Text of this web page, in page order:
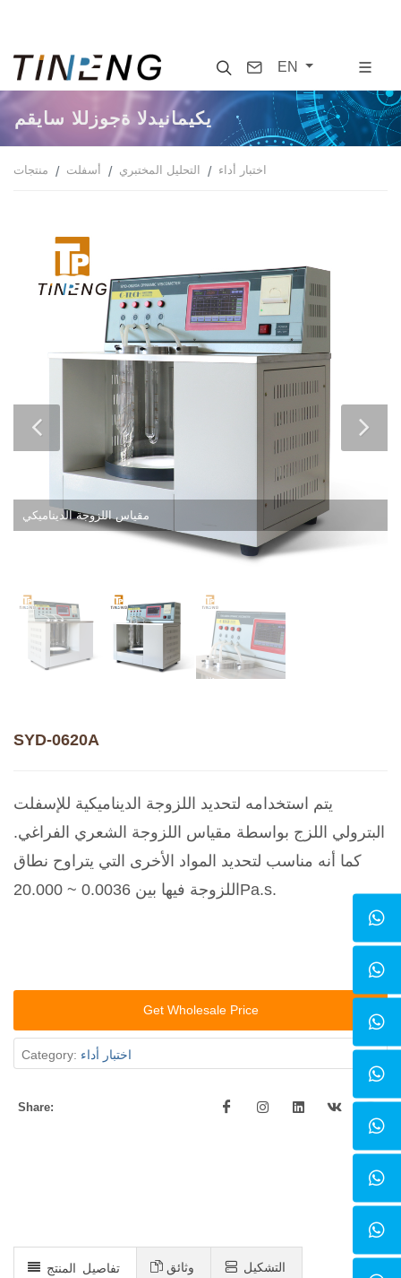
SearchContact
EN
مقياس اللزوجة الديناميكي
منتجات أسفلت التحليل المختبري اختبار أداء
مقياس اللزوجة الديناميكي
SYD-0620A
يتم استخدامه لتحديد اللزوجة الديناميكية للإسفلت
البترولي اللزج بواسطة مقياس اللزوجة الشعري الفراغي.
كما أنه مناسب لتحديد المواد الأخرى التي يتراوح نطاق
اللزوجة فيها بين 0.0036 ~ 20.000Pa.s.
Get Wholesale Price
Category: اختبار أداء
Share:
تفاصيل المنتج وثائق التشكيل